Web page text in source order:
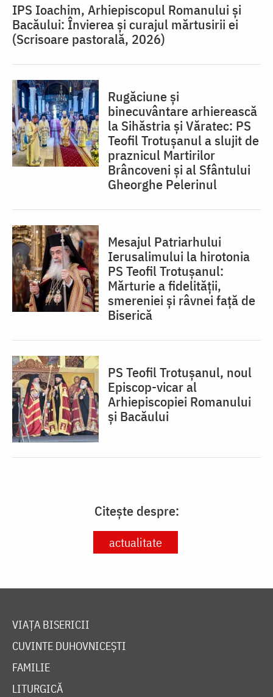
IPS Ioachim, Arhiepiscopul Romanului și
Bacăului: Învierea și curajul mărtusirii ei
(Scrisoare pastorală, 2026)
Rugăciune și
binecuvântare arhierească
la Sihăstria și Văratec: PS
Teofil Trotușanul a slujit de
praznicul Martirilor
Brâncoveni și al Sfântului
Gheorghe Pelerinul
Mesajul Patriarhului
Ierusalimului la hirotonia
PS Teofil Trotușanul:
Mărturie a fidelității,
smereniei și râvnei față de
Biserică
PS Teofil Trotușanul, noul
Episcop-vicar al
Arhiepiscopiei Romanului
și Bacăului
Citește despre:
actualitate
VIAȚA BISERICII
CUVINTE DUHOVNICEȘTI
FAMILIE
LITURGICĂ